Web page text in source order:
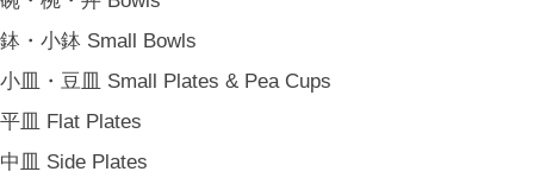
鉢・小鉢 Small Bowls
小皿・豆皿 Small Plates & Pea Cups
平皿 Flat Plates
中皿 Side Plates
そのほか e.t.c
《食卓》Dining